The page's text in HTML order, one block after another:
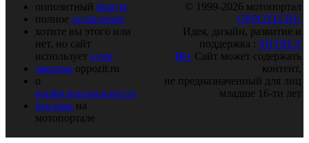
оппозитный форум
полное оглавление
хотите вы этого или
нет, но сайт
использует куки
закрома oppozit.ru
о
конфиденциальности
реклама на
мотопортале
© 1999-2026 мотопортал
OPPOZIT.RU
Идея, дизайн, развитие и
поддержка : SHTRLZ
16+ Сайт может содержать
контент,
не предназначенный для лиц
младше 16-ти лет